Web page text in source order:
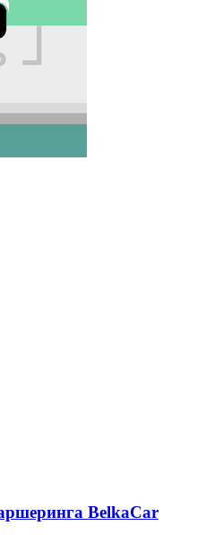
BelkaCar